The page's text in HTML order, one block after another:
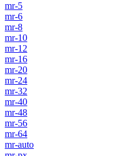
mr-5
mr-6
mr-8
mr-10
mr-12
mr-16
mr-20
mr-24
mr-32
mr-40
mr-48
mr-56
mr-64
mr-auto